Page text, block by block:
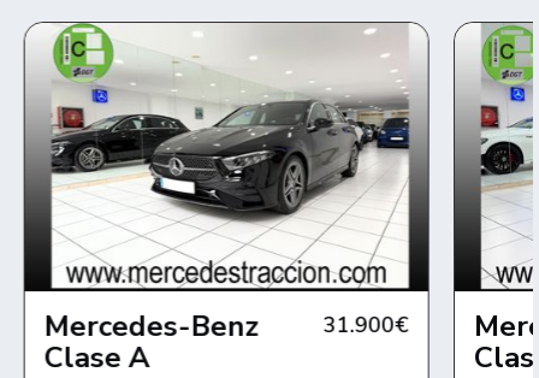
Mercedes-Benz
Clase A
31.900€